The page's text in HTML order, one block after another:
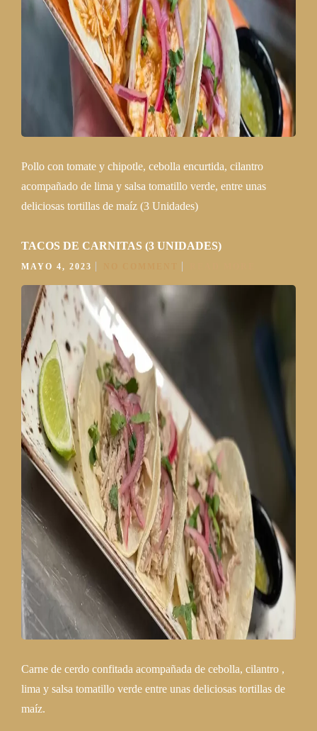
Pollo con tomate y chipotle, cebolla encurtida, cilantro
acompañado de lima y salsa tomatillo verde, entre unas
deliciosas tortillas de maíz (3 Unidades)
TACOS DE CARNITAS (3 UNIDADES)
MAYO 4, 2023
Carne de cerdo confitada acompañada de cebolla, cilantro ,
lima y salsa tomatillo verde entre unas deliciosas tortillas de
maíz.